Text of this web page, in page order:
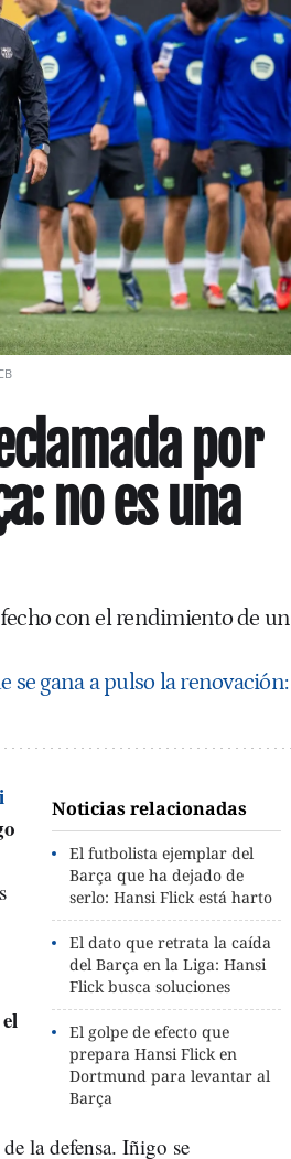
por
no es una
con el rendimiento de un
se gana a pulso la renovación:
Noticias relacionadas
El futbolista ejemplar del
Barça que ha dejado de
serlo: Hansi Flick está harto
El dato que retrata la caída
del Barça en la Liga: Hansi
Flick busca soluciones
El golpe de efecto que
prepara Hansi Flick en
Dortmund para levantar al
Barça
la defensa. Iñigo se